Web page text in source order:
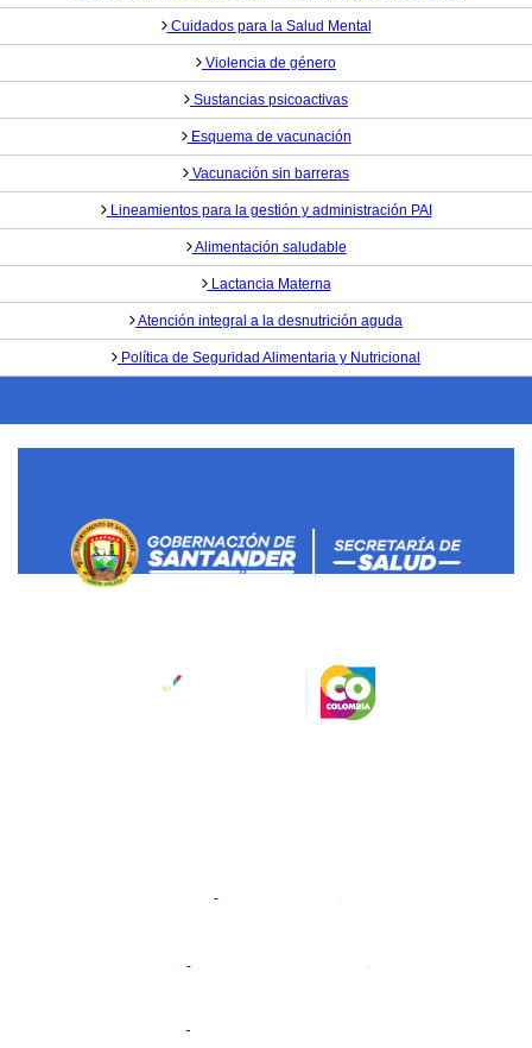
Cuidados para la Salud Mental
Violencia de género
Sustancias psicoactivas
Esquema de vacunación
Vacunación sin barreras
Lineamientos para la gestión y administración PAI
Alimentación saludable
Lactancia Materna
Atención integral a la desnutrición aguda
Política de Seguridad Alimentaria y Nutricional
Calle 45 No 11-52